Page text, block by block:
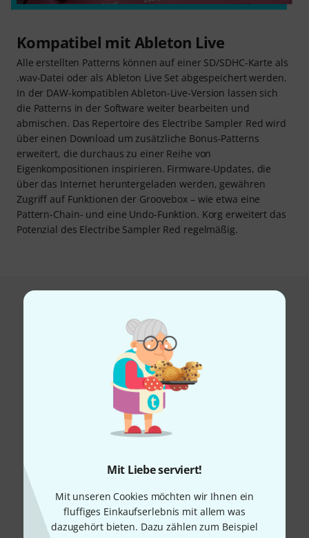
Mit Liebe serviert!
Mit unseren Cookies möchten wir Ihnen ein
fluffiges Einkaufserlebnis mit allem was
dazugehört bieten. Dazu zählen zum Beispiel
Kompatibel mit Ableton Live
Alle erstellten Patterns können auf einer SD/SDHC-Karte als
.wav-Datei oder als Ableton Live Set abgespeichert werden.
In der DAW-kompatiblen Ableton-Live-Version lassen sich
die Patterns in der Software weiter bearbeiten und
abmischen. Das Repertoire des Electribe Sampler Red wird
über einen Download um zusätzliche Bonus-Patterns
erweitert, die durchaus zu einer Reihe von
Eigenkompositionen inspirieren. Firmware-Updates, die
über das Internet heruntergeladen werden, gewähren
Zugriff auf Funktionen der Groovebox – wie etwa eine
Pattern-Chain- und eine Undo-Funktion. Korg erweitert das
Potenzial des Electribe Sampler Red regelmäßig.
Produkt angesehen haben
55%
GENAU DIESES PRODUKT
359 €
Roland AIRA Compact P-6
Sampler
177 €